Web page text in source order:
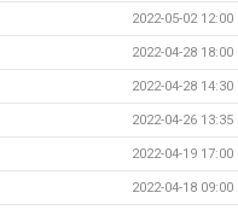
2022-05-02 12:00
2022-04-28 18:00
2022-04-28 14:30
2022-04-26 13:35
2022-04-19 17:00
2022-04-18 09:00